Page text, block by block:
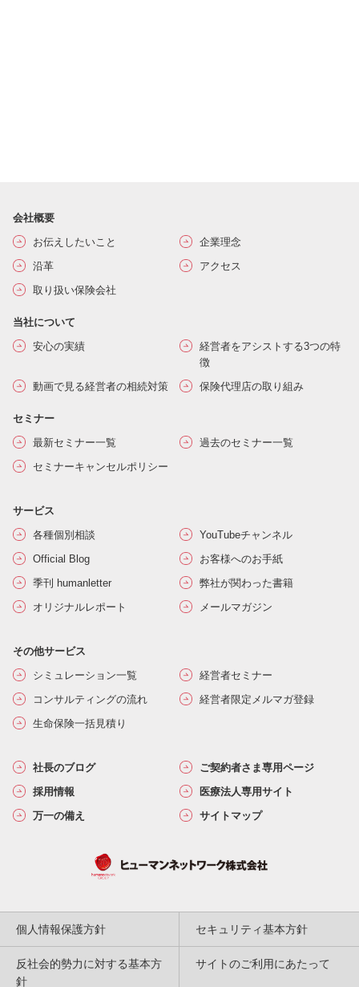
会社概要
お伝えしたいこと
企業理念
沿革
アクセス
取り扱い保険会社
当社について
安心の実績
経営者をアシストする3つの特
徴
動画で見る経営者の相続対策
保険代理店の取り組み
セミナー
最新セミナー一覧
過去のセミナー一覧
セミナーキャンセルポリシー
サービス
各種個別相談
YouTubeチャンネル
Official Blog
お客様へのお手紙
季刊 humanletter
弊社が関わった書籍
オリジナルレポート
メールマガジン
その他サービス
シミュレーション一覧
経営者セミナー
コンサルティングの流れ
経営者限定メルマガ登録
生命保険一括見積り
社長のブログ
ご契約者さま専用ページ
採用情報
医療法人専用サイト
万一の備え
サイトマップ
個人情報保護方針 セキュリティ基本方針
反社会的勢力に対する基本方
針
サイトのご利用にあたって